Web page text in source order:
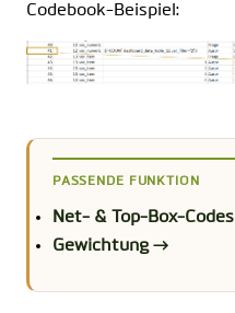
Codebook-Beispiel:
PASSENDE FUNKTION
Net- & Top-Box-
Gewichtung →